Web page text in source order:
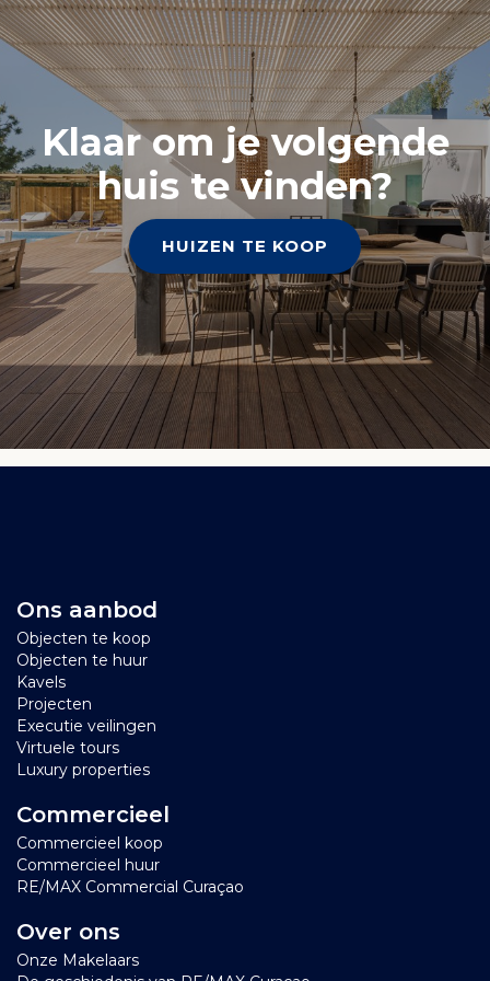
Klaar om je volgende
huis te vinden?
HUIZEN TE KOOP
Ons aanbod
Objecten te koop
Objecten te huur
Kavels
Projecten
Executie veilingen
Virtuele tours
Luxury properties
Commercieel
Commercieel koop
Commercieel huur
RE/MAX Commercial Curaçao
Over ons
Onze Makelaars